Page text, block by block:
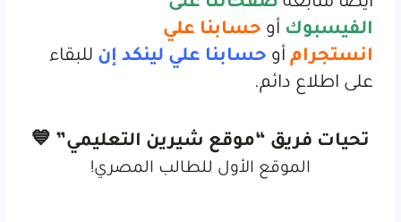
الفيسبوك أو حسابنا علي
انستجرام أو حسابنا علي لينكد إن للبقاء
على اطلاع دائم.
تحيات فريق “موقع شيرين التعليمي” 💙
الموقع الأول للطالب المصري!